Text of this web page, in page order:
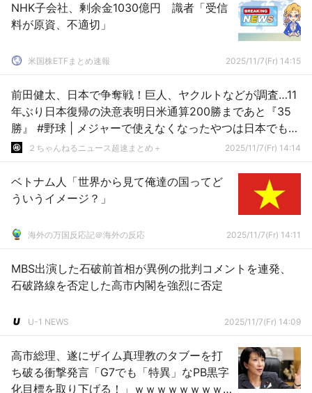
NHK子会社、剰余金1030億円 識者「受信
料が原資、不適切」
米国株ETFまとめ速報 2025/11/7(Fr) 14:15
前田健太、日本で争奪戦！巨人、ヤクルトなどが調査…11
年ぶり日本復帰の決意表明日米通算200勝まであと『35
勝』 #野球 | メジャーで使えなくなったやつは日本でも使
えない２ちゃんねるニュース超速まとめ＋ 2025/11/7(Fr) 14:14
ベトナム人「世界から見て俺達の国ってど
ういうイメージ？」
海外の万国反応記＠海外の反応 2025/11/7(Fr) 14:11
MBS出演した石破前首相が異例の批判コメントを連発、
石破路線を否定した高市内閣を強烈に否定
U-1 NEWS 2025/11/7(Fr) 14:09
高市総理、遂にザイム真理教のタブーを打
ち破る衝撃発言「G7でも「特異」なPB黒字
化目標を取り下げる！」ｗｗｗｗｗｗｗｗ